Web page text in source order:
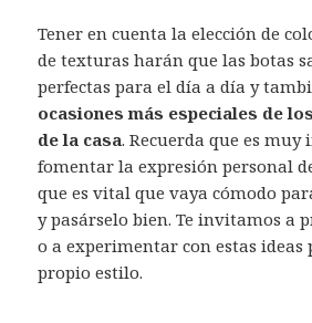
Tener en cuenta la elección de
de texturas harán que las botas
perfectas para el día a día y
ocasiones más especiales de
de la casa. Recuerda que es
fomentar la expresión personal
que es vital que vaya cómodo
y pasárselo bien. Te invitamos a
o a experimentar con estas
propio estilo.